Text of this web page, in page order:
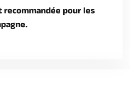
recommandée pour les